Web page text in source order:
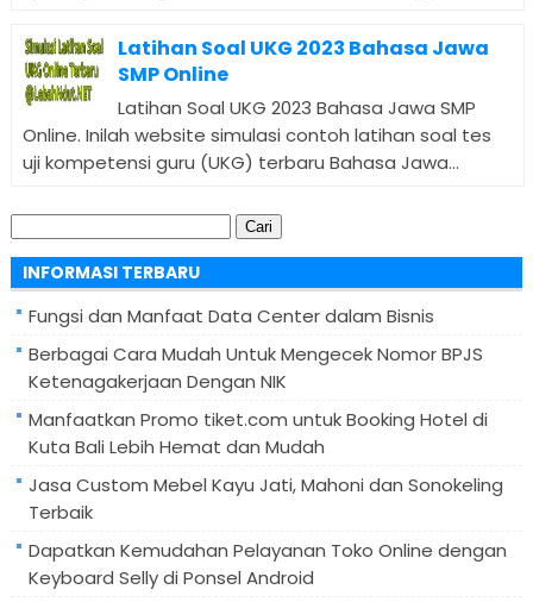
Latihan Soal UKG 2023 Bahasa Jawa
SMP Online
Latihan Soal UKG 2023 Bahasa Jawa SMP
Online. Inilah website simulasi contoh latihan soal tes
uji kompetensi guru (UKG) terbaru Bahasa Jawa...
untuk:
INFORMASI TERBARU
Fungsi dan Manfaat Data Center dalam Bisnis
Berbagai Cara Mudah Untuk Mengecek Nomor BPJS
Ketenagakerjaan Dengan NIK
Manfaatkan Promo tiket.com untuk Booking Hotel di
Kuta Bali Lebih Hemat dan Mudah
Jasa Custom Mebel Kayu Jati, Mahoni dan Sonokeling
Terbaik
Dapatkan Kemudahan Pelayanan Toko Online dengan
Keyboard Selly di Ponsel Android